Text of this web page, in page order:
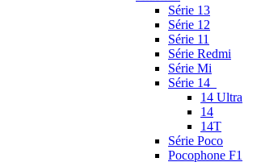
Série 13
Série 12
Série 11
Série Redmi
Série Mi
Série 14
14 Ultra
14
14T
Série Poco
Pocophone F1